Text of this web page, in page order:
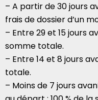
– A partir de 30 jours
frais de dossier d’un
– Entre 29 et 15 jours
somme totale.
– Entre 14 et 8 jours
totale.
– Moins de 7 jours